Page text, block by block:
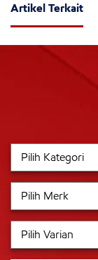
Artikel Terkait